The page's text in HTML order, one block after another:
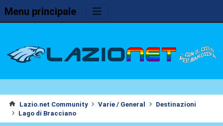
Menu principale
Lazio.net Community Varie / General
Destinazioni
Lago di Bracciano